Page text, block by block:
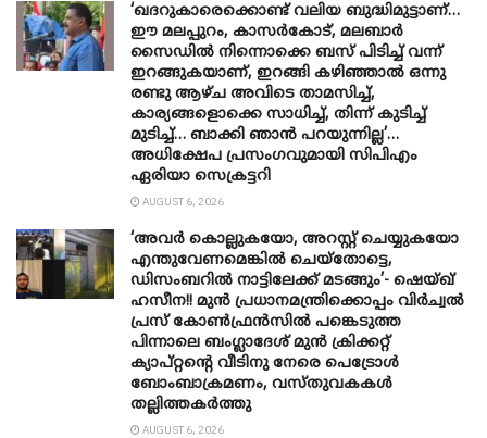
‘ഖദറുകാരെക്കൊണ്ട് വലിയ ബുദ്ധിമുട്ടാണ്…
ഈ മലപ്പുറം, കാസർകോട്, മലബാർ
സൈഡിൽ നിന്നൊക്കെ ബസ് പിടിച്ച് വന്ന്
ഇറങ്ങുകയാണ്, ഇറങ്ങി കഴിഞ്ഞാൽ ഒന്നു
രണ്ടു ആഴ്ച അവിടെ താമസിച്ച്,
കാര്യങ്ങളൊക്കെ സാധിച്ച്, തിന്ന് കുടിച്ച്
മുടിച്ച്… ബാക്കി ഞാൻ പറയുന്നില്ല’…
അധിക്ഷേപ പ്രസംഗവുമായി സിപിഎം
ഏരിയാ സെക്രട്ടറി
AUGUST 6, 2026
‘അവർ കൊല്ലുകയോ, അറസ്റ്റ് ചെയ്യുകയോ
എന്തുവേണമെങ്കിൽ ചെയ്തോട്ടെ,
ഡിസംബറിൽ നാട്ടിലേക്ക് മടങ്ങും’- ഷെയ്ഖ്
ഹസീന!! മുൻ പ്രധാനമന്ത്രിക്കൊപ്പം വിർച്വൽ
പ്രസ് കോൺഫ്രൻസിൽ പങ്കെടുത്ത
പിന്നാലെ ബംഗ്ലാദേശ് മുൻ ക്രിക്കറ്റ്
ക്യാപ്റ്റന്റെ വീടിനു നേരെ പെട്രോൾ
ബോംബാക്രമണം, വസ്തുവകകൾ
തല്ലിത്തകർത്തു
AUGUST 6, 2026